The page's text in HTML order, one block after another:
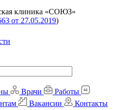
клиника «СОЮЗ»
от 27.05.2019)
Врачи
Работы
Вакансии
Контакты